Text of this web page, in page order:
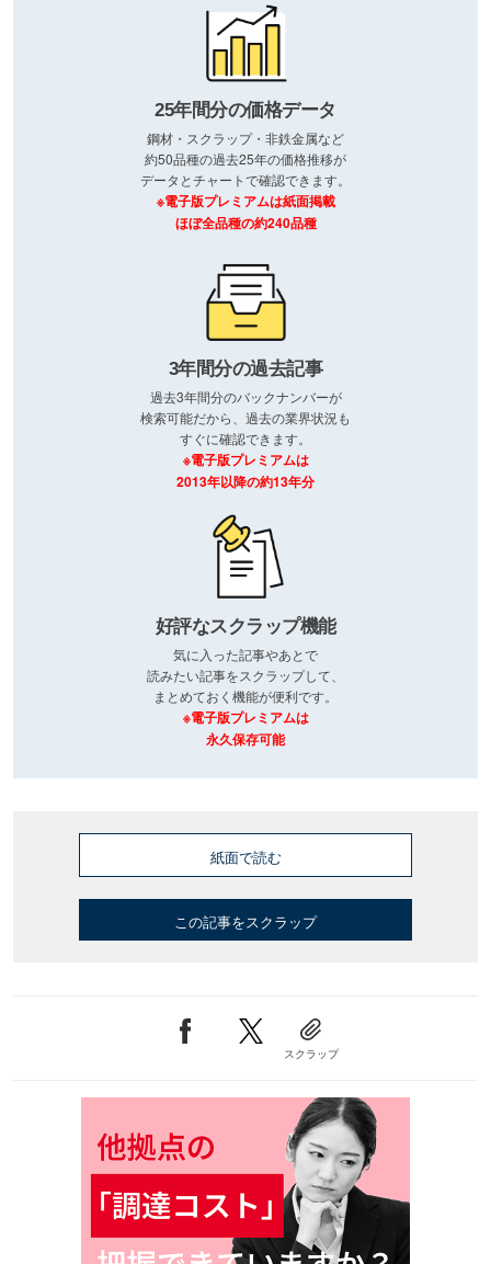
25年間分の価格データ
鋼材・スクラップ・非鉄金属など
約50品種の過去25年の価格推移が
データとチャートで確認できます。
※電子版プレミアムは紙面掲載
ほぼ全品種の約240品種
3年間分の過去記事
過去3年間分のバックナンバーが
検索可能だから、過去の業界状況も
すぐに確認できます。
※電子版プレミアムは
2013年以降の約13年分
好評なスクラップ機能
気に入った記事やあとで
読みたい記事をスクラップして、
まとめておく機能が便利です。
※電子版プレミアムは
永久保存可能
紙面で読む
この記事をスクラップ
スクラップ